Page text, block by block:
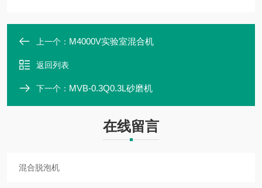
上一个： M4000V实验室混合机
返回列表
下一个： MVB-0.3Q0.3L砂磨机
在线留言